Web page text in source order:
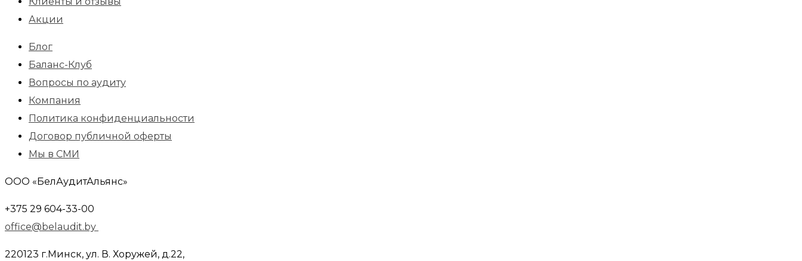
Акции
Блог
Баланс-Клуб
Вопросы по аудиту
Компания
Политика конфиденциальности
Договор публичной оферты
Мы в СМИ
ООО «БелАудитАльянс»
+375 29 604-33-00
office@belaudit.by
220123 г.Минск, ул. В. Хоружей, д.22,